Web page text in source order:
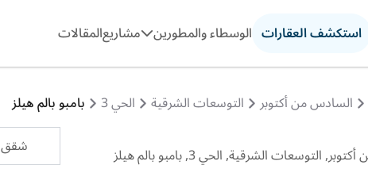
استكشف العقارات الوسطاء والمطورين مشاريعالمقالات
السادس من أكتوبر التوسعات الشرقية الحي 3
بامبو بالم هيلز
شقق